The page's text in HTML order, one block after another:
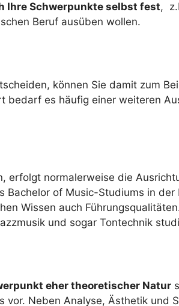
Ihre Schwerpunkte selbst fest,
Beruf ausüben wollen.
können Sie damit zum
bedarf es häufig einer weiteren
erfolgt normalerweise die
Bachelor of Music-Studiums in der
Wissen auch
und sogar Tontechnik
eher theoretischer Natur
Neben Analyse, Ästhetik und